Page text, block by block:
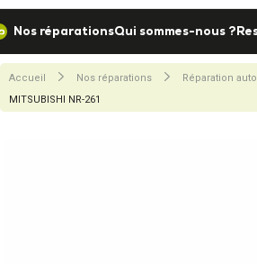
Nos réparationsQui sommes-nous ?
Accueil Nos réparations Réparation
MITSUBISHI NR-261